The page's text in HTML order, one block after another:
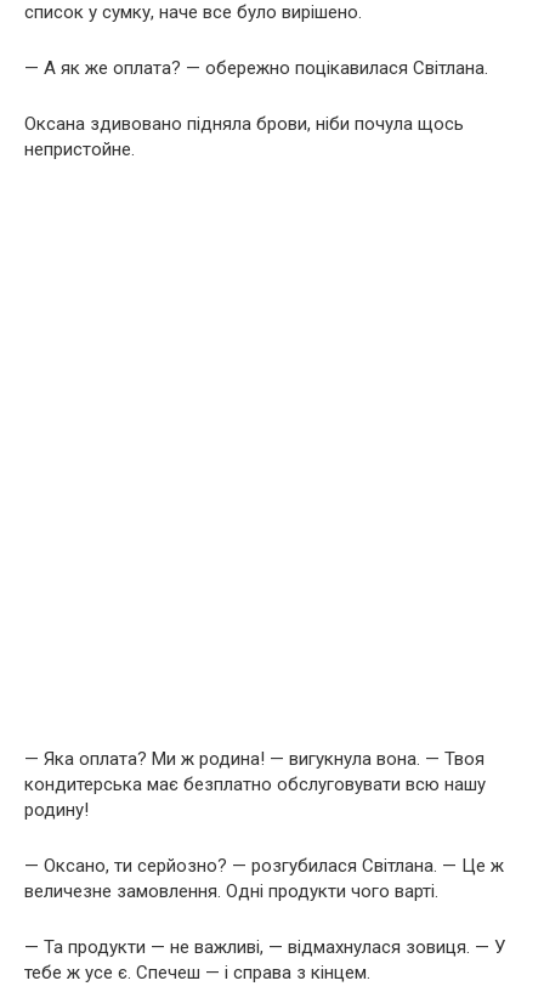
список у сумку, наче все було вирішено.
— А як же оплата? — обережно поцікавилася Світлана.
Оксана здивовано підняла брови, ніби почула щось
непристойне.
— Яка оплата? Ми ж родина! — вигукнула вона. — Твоя
кондитерська має безплатно обслуговувати всю нашу
родину!
— Оксано, ти серйозно? — розгубилася Світлана. — Це ж
величезне замовлення. Одні продукти чого варті.
— Та продукти — не важливі, — відмахнулася зовиця. — У
тебе ж усе є. Спечеш — і справа з кінцем.